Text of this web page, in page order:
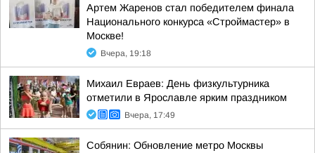
Артем Жаренов стал победителем финала
Национального конкурса «Строймастер» в
Москве!
Вчера, 19:18
Михаил Евраев: День физкультурника
отметили в Ярославле ярким праздником
Вчера, 17:49
Собянин: Обновление метро Москвы